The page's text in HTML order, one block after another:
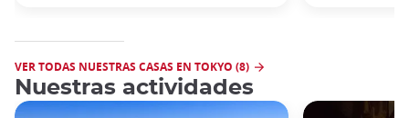
VER TODAS NUESTRAS CASAS EN TOKYO (8)
Nuestras actividades